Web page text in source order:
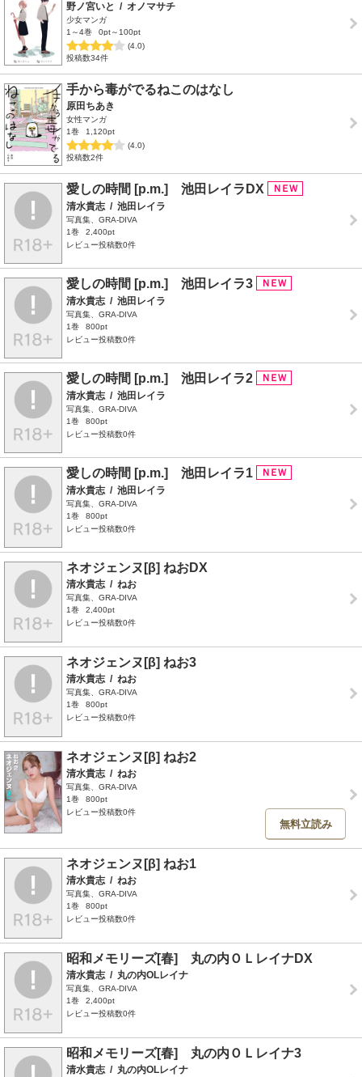
野ノ宮いと / オノマサチ
少女マンガ
1～4巻
0pt～100pt
(4.0)
投稿数34件
手から毒がでるねこのはなし
原田ちあき
女性マンガ
1巻
1,120pt
(4.0)
投稿数2件
愛しの時間 [p.m.] 池田レイラDX
清水貴志 / 池田レイラ
写真集、GRA-DIVA
1巻
2,400pt
レビュー投稿数0件
愛しの時間 [p.m.] 池田レイラ3
清水貴志 / 池田レイラ
写真集、GRA-DIVA
1巻
800pt
レビュー投稿数0件
愛しの時間 [p.m.] 池田レイラ2
清水貴志 / 池田レイラ
写真集、GRA-DIVA
1巻
800pt
レビュー投稿数0件
愛しの時間 [p.m.] 池田レイラ1
清水貴志 / 池田レイラ
写真集、GRA-DIVA
1巻
800pt
レビュー投稿数0件
ネオジェンヌ[β] ねおDX
清水貴志 / ねお
写真集、GRA-DIVA
1巻
2,400pt
レビュー投稿数0件
ネオジェンヌ[β] ねお3
清水貴志 / ねお
写真集、GRA-DIVA
1巻
800pt
レビュー投稿数0件
ネオジェンヌ[β] ねお2
清水貴志 / ねお
写真集、GRA-DIVA
1巻
800pt
レビュー投稿数0件
無料立読み
ネオジェンヌ[β] ねお1
清水貴志 / ねお
写真集、GRA-DIVA
1巻
800pt
レビュー投稿数0件
昭和メモリーズ[春] 丸の内ＯＬレイナDX
清水貴志 / 丸の内OLレイナ
写真集、GRA-DIVA
1巻
2,400pt
レビュー投稿数0件
昭和メモリーズ[春] 丸の内ＯＬレイナ3
清水貴志 / 丸の内OLレイナ